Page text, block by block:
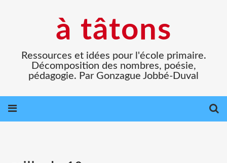
à tâtons
Ressources et idées pour l'école primaire.
Décomposition des nombres, poésie,
pédagogie. Par Gonzague Jobbé-Duval